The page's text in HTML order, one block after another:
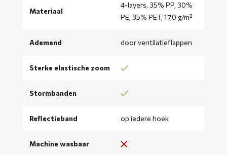
Materiaal
4-layers, 35% PP, 30%
PE, 35% PET, 170 g/m²
Ademend door ventilatieflappen
Sterke elastische zoom
Stormbanden
Reflectieband op iedere hoek
Machine wasbaar